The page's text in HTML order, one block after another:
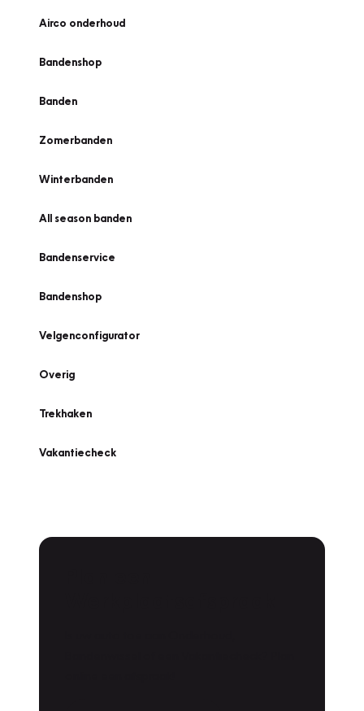
Airco onderhoud
Bandenshop
Banden
Zomerbanden
Winterbanden
All season banden
Bandenservice
Bandenshop
Velgenconfigurator
Overig
Trekhaken
Vakantiecheck